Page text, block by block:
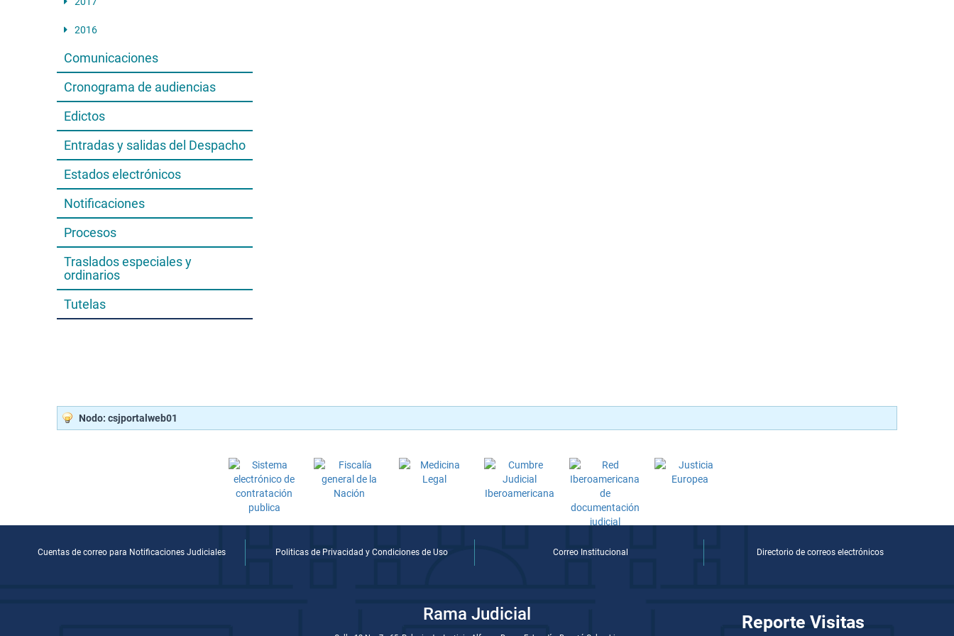
2016
Comunicaciones
Cronograma de audiencias
Edictos
Entradas y salidas del Despacho
Estados electrónicos
Notificaciones
Procesos
Traslados especiales y
ordinarios
Tutelas
Nodo: csjportalweb01
Cuentas de correo para Notificaciones Judiciales Politicas de Privacidad y Condiciones de Uso Correo Institucional Directorio de correos electrónicos
Rama Judicial Reporte Visitas